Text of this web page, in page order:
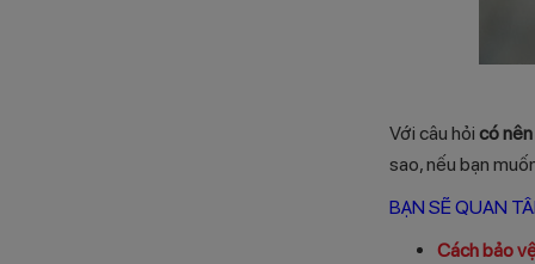
Với câu hỏi có
sao, nếu bạn
BẠN SẼ QUAN
Cách bảo